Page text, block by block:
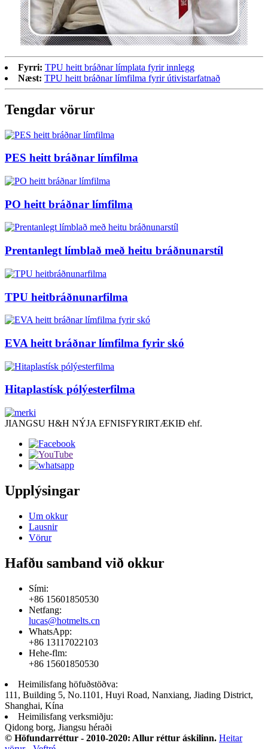
Fyrri: TPU heitt bráðnar límplata fyrir innlegg
Næst: TPU heitt bráðnar límfilma fyrir útivistarfatnað
Tengdar vörur
PES heitt bráðnar límfilma
PO heitt bráðnar límfilma
Prentanlegt límblað með heitu bráðnunarstíl
TPU heitbráðnunarfilma
EVA heitt bráðnar límfilma fyrir skó
Hitaplastísk pólýesterfilma
JIANGSU H&H NÝJA EFNISFYRIRTÆKIÐ ehf.
Upplýsingar
Um okkur
Lausnir
Vörur
Hafðu samband við okkur
Sími:
+86 15601850530
Netfang:
lucas@hotmelts.cn
WhatsApp:
+86 13117022103
Hehe-flm:
+86 15601850530
Heimilisfang höfuðstöðva:
111, Building 5, No.1101, Huyi Road, Nanxiang, Jiading District,
Shanghai, Kína
Heimilisfang verksmiðju:
Qidong borg, Jiangsu héraði
© Höfundarréttur - 2010-2020: Allur réttur áskilinn. Heitar